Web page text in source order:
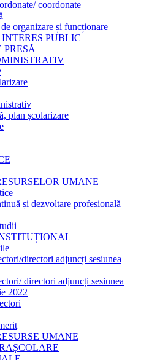
coordonate
organizare și funcționare
PUBLIC
plan școlarizare
UMANE
și dezvoltare profesională
directori adjuncți sesiunea
directori adjuncți sesiunea
2022
UMANE